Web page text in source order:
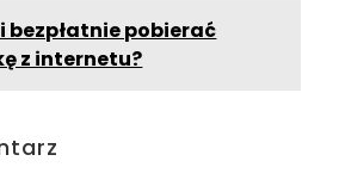
bezpłatnie pobierać
z internetu?